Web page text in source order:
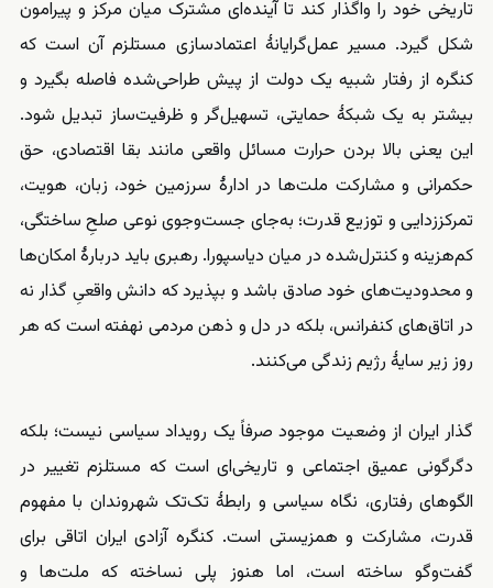
تاریخی خود را واگذار کند تا آینده‌ای مشترک میان مرکز و پیرامون
شکل گیرد. مسیر عمل‌گرایانهٔ اعتمادسازی مستلزم آن است که
کنگره از رفتار شبیه یک دولت از پیش طراحی‌شده فاصله بگیرد و
بیشتر به یک شبکهٔ حمایتی، تسهیل‌گر و ظرفیت‌ساز تبدیل شود.
این یعنی بالا بردن حرارت مسائل واقعی مانند بقا اقتصادی، حق
حکمرانی و مشارکت ملت‌ها در ادارهٔ سرزمین خود، زبان، هویت،
تمرکززدایی و توزیع قدرت؛ به‌جای جست‌وجوی نوعی صلحِ ساختگی،
کم‌هزینه و کنترل‌شده در میان دیاسپورا. رهبری باید دربارهٔ امکان‌ها
و محدودیت‌های خود صادق باشد و بپذیرد که دانش واقعیِ گذار نه
در اتاق‌های کنفرانس، بلکه در دل و ذهن مردمی نهفته است که هر
روز زیر سایهٔ رژیم زندگی می‌کنند.
گذار ایران از وضعیت موجود صرفاً یک رویداد سیاسی نیست؛ بلکه
دگرگونی عمیق اجتماعی و تاریخی‌ای است که مستلزم تغییر در
الگوهای رفتاری، نگاه سیاسی و رابطهٔ تک‌تک شهروندان با مفهوم
قدرت، مشارکت و همزیستی است. کنگره آزادی ایران اتاقی برای
گفت‌وگو ساخته است، اما هنوز پلی نساخته که ملت‌ها و